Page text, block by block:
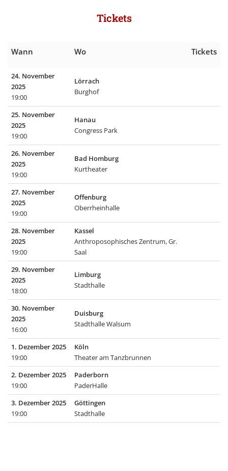
Tickets
Wann Wo Tickets
24. November
2025
19:00
Lörrach
Burghof
25. November
2025
19:00
Hanau
Congress Park
26. November
2025
19:00
Bad Homburg
Kurtheater
27. November
2025
19:00
Offenburg
Oberrheinhalle
28. November
2025
19:00
Kassel
Anthroposophisches Zentrum, Gr.
Saal
29. November
2025
18:00
Limburg
Stadthalle
30. November
2025
16:00
Duisburg
Stadthalle Walsum
1. Dezember 2025
19:00
Köln
Theater am Tanzbrunnen
2. Dezember 2025
19:00
Paderborn
PaderHalle
3. Dezember 2025
19:00
Göttingen
Stadthalle